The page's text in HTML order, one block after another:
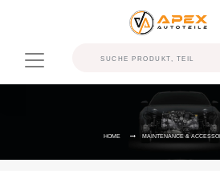
HOME MAINTENANCE &